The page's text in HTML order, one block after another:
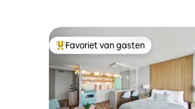
Topfavoriet van gasten
Favoriet van gasten